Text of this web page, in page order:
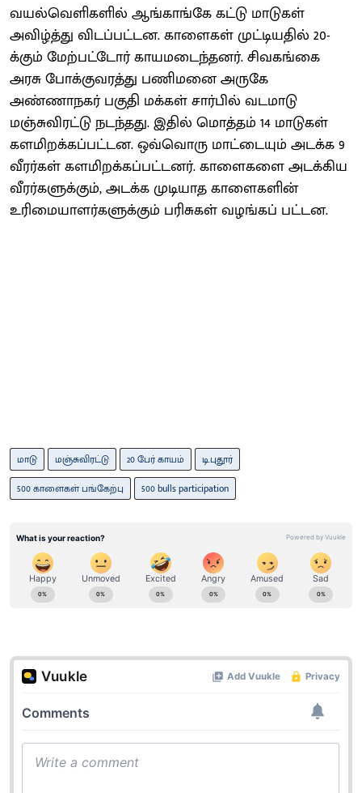
வயல்வெளிகளில் ஆங்காங்கே கட்டு மாடுகள்
அவிழ்த்து விடப்பட்டன. காளைகள் முட்டியதில் 20-
க்கும் மேற்பட்டோர் காயமடைந்தனர். சிவகங்கை
அரசு போக்குவரத்து பணிமனை அருகே
அண்ணாநகர் பகுதி மக்கள் சார்பில் வடமாடு
மஞ்சுவிரட்டு நடந்தது. இதில் மொத்தம் 14 மாடுகள்
களமிறக்கப்பட்டன. ஒவ்வொரு மாட்டையும் அடக்க 9
வீரர்கள் களமிறக்கப்பட்டனர். காளைகளை அடக்கிய
வீரர்களுக்கும், அடக்க முடியாத காளைகளின்
உரிமையாளர்களுக்கும் பரிசுகள் வழங்கப் பட்டன.
மாடு மஞ்சுவிரட்டு 20 பேர் காயம்
டி.புதூர்
500 காளைகள் பங்கேற்பு
500 bulls participation